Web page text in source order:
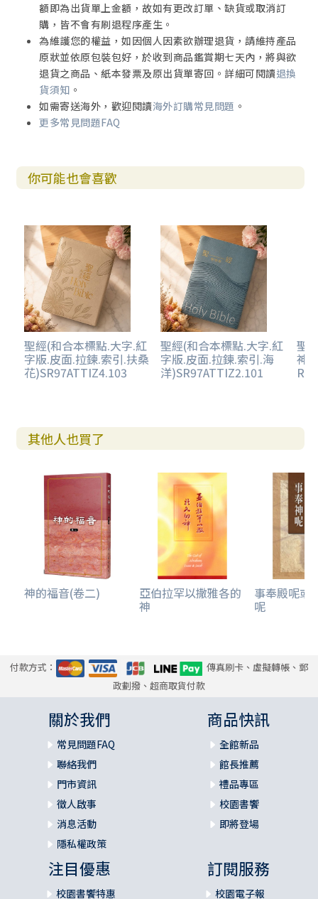
額即為出貨單上金額，故如有更改訂單、缺貨或取消訂
購，皆不會有刷退程序產生。
為維護您的權益，如因個人因素欲辦理退貨，請維持產品
原狀並依原包裝包好，於收到商品鑑賞期七天內，將與欲
退貨之商品、紙本發票及原出貨單寄回。詳細可閱讀退換
貨須知 。
如需寄送海外，歡迎閱讀海外訂購常見問題 。
更多常見問題FAQ
你可能也會喜歡
聖經(和合本標點.大字.紅
字版.皮面.拉鍊.索引.扶桑
花)SR97ATTIZ4.103
聖經(和合本標點.大字.紅
字版.皮面.拉鍊.索引.海
洋)SR97ATTIZ2.101
聖
神
其他人也買了
神的福音(卷二) 亞伯拉罕以撒雅各的
神
事奉殿呢或
呢
付款方式：
傳真刷卡、虛擬轉帳、郵
政劃撥、超商取貨付款
關於我們
常見問題FAQ
聯絡我們
門市資訊
徵人啟事
消息活動
隱私權政策
商品快訊
全館新品
館長推薦
禮品專區
校園書饗
即將登場
注目優惠
校園書饗特惠
訂閱服務
校園電子報